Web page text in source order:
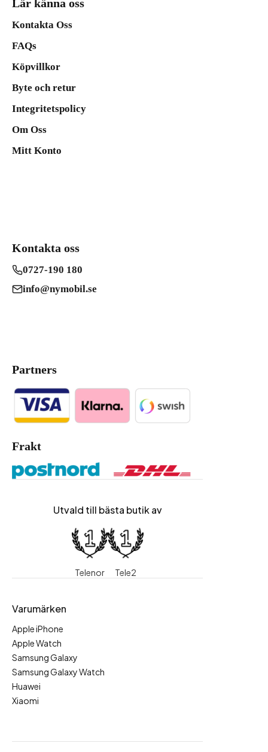
Lär känna oss
Kontakta Oss
FAQs
Köpvillkor
Byte och retur
Integritetspolicy
Om Oss
Mitt Konto
Kontakta oss
0727-190 180
info@nymobil.se
Partners
Frakt
Utvald till bästa butik av
Telenor Tele2
Varumärken
Apple iPhone
Apple Watch
Samsung Galaxy
Samsung Galaxy Watch
Huawei
Xiaomi